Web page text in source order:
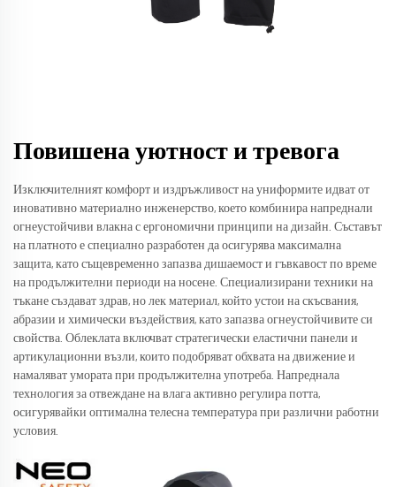
Повишена уютност и тревога
Изключителният комфорт и издръжливост на униформите идват от
иновативно материално инженерство, което комбинира напреднали
огнеустойчиви влакна с ергономични принципи на дизайн. Съставът
на платното е специално разработен да осигурява максимална
защита, като същевременно запазва дишаемост и гъвкавост по време
на продължителни периоди на носене. Специализирани техники на
тъкане създават здрав, но лек материал, който устои на скъсвания,
абразии и химически въздействия, като запазва огнеустойчивите си
свойства. Облеклата включват стратегически еластични панели и
артикулационни възли, които подобряват обхвата на движение и
намаляват умората при продължителна употреба. Напреднала
технология за отвеждане на влага активно регулира потта,
осигурявайки оптимална телесна температура при различни работни
условия.